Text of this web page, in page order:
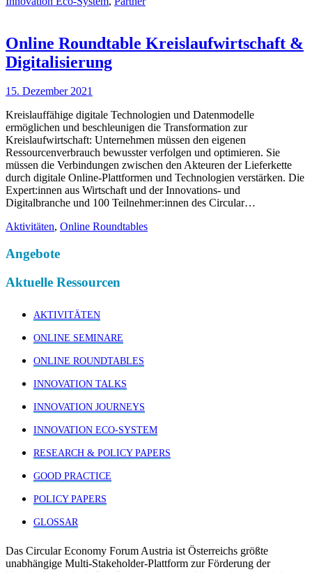
Online Roundtable Kreislaufwirtschaft &
Digitalisierung
15. Dezember 2021
Kreislauffähige digitale Technologien und Datenmodelle
ermöglichen und beschleunigen die Transformation zur
Kreislaufwirtschaft: Unternehmen müssen den eigenen
Ressourcenverbrauch bewusster verfolgen und optimieren. Sie
müssen die Verbindungen zwischen den Akteuren der Lieferkette
durch digitale Online-Plattformen und Technologien verstärken. Die
Expert:innen aus Wirtschaft und der Innovations- und
Digitalbranche und 100 Teilnehmer:innen des Circular…
Aktivitäten, Online Roundtables
Angebote
Aktuelle Ressourcen
AKTIVITÄTEN
ONLINE SEMINARE
ONLINE ROUNDTABLES
INNOVATION TALKS
INNOVATION JOURNEYS
INNOVATION ECO-SYSTEM
RESEARCH & POLICY PAPERS
GOOD PRACTICE
POLICY PAPERS
GLOSSAR
Das Circular Economy Forum Austria ist Österreichs größte
unabhängige Multi-Stakeholder-Plattform zur Förderung der